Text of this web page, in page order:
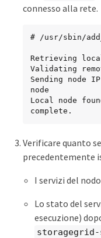
connesso alla rete.
# /usr/sbin/
Retrieving
Validating
Sending node
node
Local node
complete.
Verificare quanto
precedentemente
I servizi del
Lo stato del
esecuzione)